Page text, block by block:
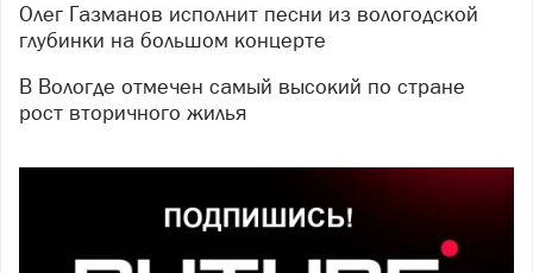
Олег Газманов исполнит песни из вологодской
глубинки на большом концерте
В Вологде отмечен самый высокий по стране
рост вторичного жилья